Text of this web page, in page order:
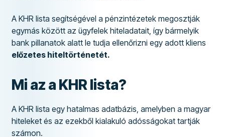
A KHR lista segítségével a pénzintézetek megosztják
egymás között az ügyfelek hiteladatait, így bármelyik
bank pillanatok alatt le tudja ellenőrizni egy adott kliens
előzetes hiteltörténetét.
Mi az a KHR lista?
A KHR lista egy hatalmas adatbázis, amelyben a magyar
hiteleket és az ezekből kialakuló adósságokat tartják
számon.